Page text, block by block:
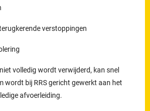
verstoppingen
volledig wordt verwijderd, kan snel
wordt bij RRS gericht gewerkt aan het
afvoerleiding.